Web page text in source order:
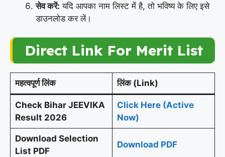
सेव करें: यदि आपका नाम लिस्ट में है, तो भविष्य के लिए इसे
डाउनलोड कर लें।
Direct Link For Merit List
महत्वपूर्ण लिंक लिंक (Link)
Check Bihar JEEVIKA
Result 2026
Click Here (Active
Now)
Download Selection
List PDF
Download PDF